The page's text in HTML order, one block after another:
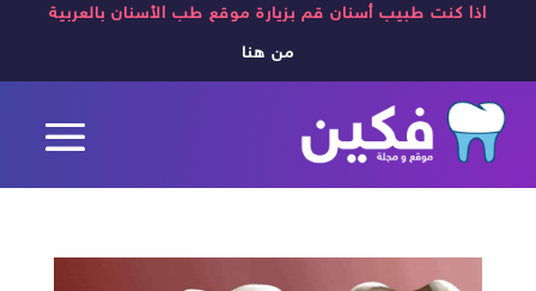
اذا كنت طبيب أسنان قم بزيارة موقع طب الأسنان بالعربية
من هنا